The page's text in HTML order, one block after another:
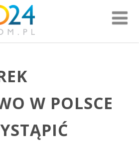
W POLSCE